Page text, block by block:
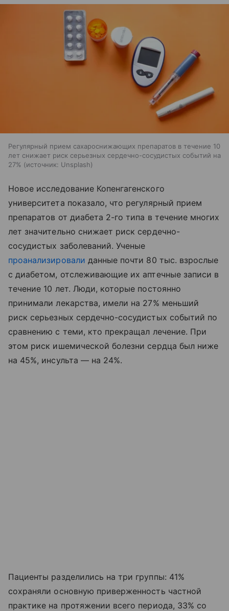
Регулярный прием сахароснижающих препаратов в течение 10
лет снижает риск серьезных сердечно-сосудистых событий на
27%
источник: Unsplash
Новое исследование Копенгагенского
университета показало, что регулярный прием
препаратов от диабета 2-го типа в течение многих
лет значительно снижает риск сердечно-
сосудистых заболеваний. Ученые
проанализировали данные почти 80 тыс. взрослые
с диабетом, отслеживающие их аптечные записи в
течение 10 лет. Люди, которые постоянно
принимали лекарства, имели на 27% меньший
риск серьезных сердечно-сосудистых событий по
сравнению с теми, кто прекращал лечение. При
этом риск ишемической болезни сердца был ниже
на 45%, инсульта — на 24%.
Пациенты разделились на три группы: 41%
сохраняли основную приверженность частной
практике на протяжении всего периода, 33% со